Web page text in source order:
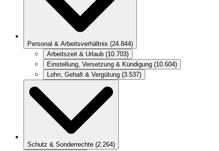
Personal & Arbeitsverhältnis (24.844)
Arbeitszeit & Urlaub (10.703)
Einstellung, Versetzung & Kündigung (10.604)
Lohn, Gehalt & Vergütung (3.537)
Schutz & Sonderrechte (2.264)